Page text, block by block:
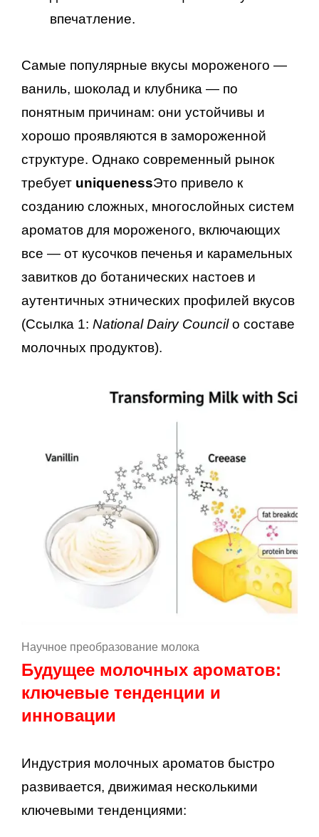
впечатление.
Самые популярные вкусы мороженого —
ваниль, шоколад и клубника — по
понятным причинам: они устойчивы и
хорошо проявляются в замороженной
структуре. Однако современный рынок
требует uniquenessЭто привело к
созданию сложных, многослойных систем
ароматов для мороженого, включающих
все — от кусочков печенья и карамельных
завитков до ботанических настоев и
аутентичных этнических профилей вкусов
(Ссылка 1: National Dairy Councilо составе
молочных продуктов).
Научное преобразование молока
Будущее молочных ароматов:
ключевые тенденции и
инновации
Индустрия молочных ароматов быстро
развивается, движимая несколькими
ключевыми тенденциями: